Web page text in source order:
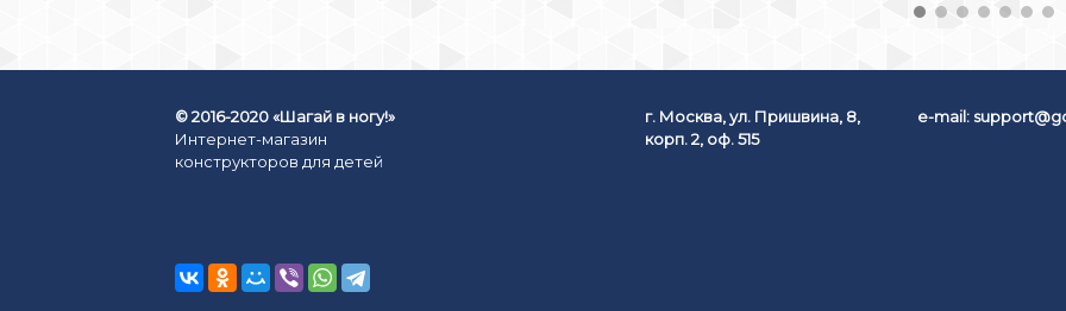
© 2016-2020 «Шагай в ногу!»
Интернет-магазин
конструкторов для детей
г. Москва, ул. Пришвина, 8,
корп. 2, оф. 515
e-mail: